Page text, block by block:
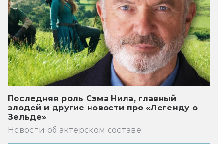
Последняя роль Сэма Нила, главный
злодей и другие новости про «Легенду о
Зельде»
Новости об актёрском составе.